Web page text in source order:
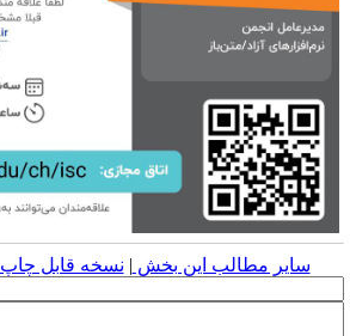
سایر مطالب این بخش | نسخه قابل چاپ|